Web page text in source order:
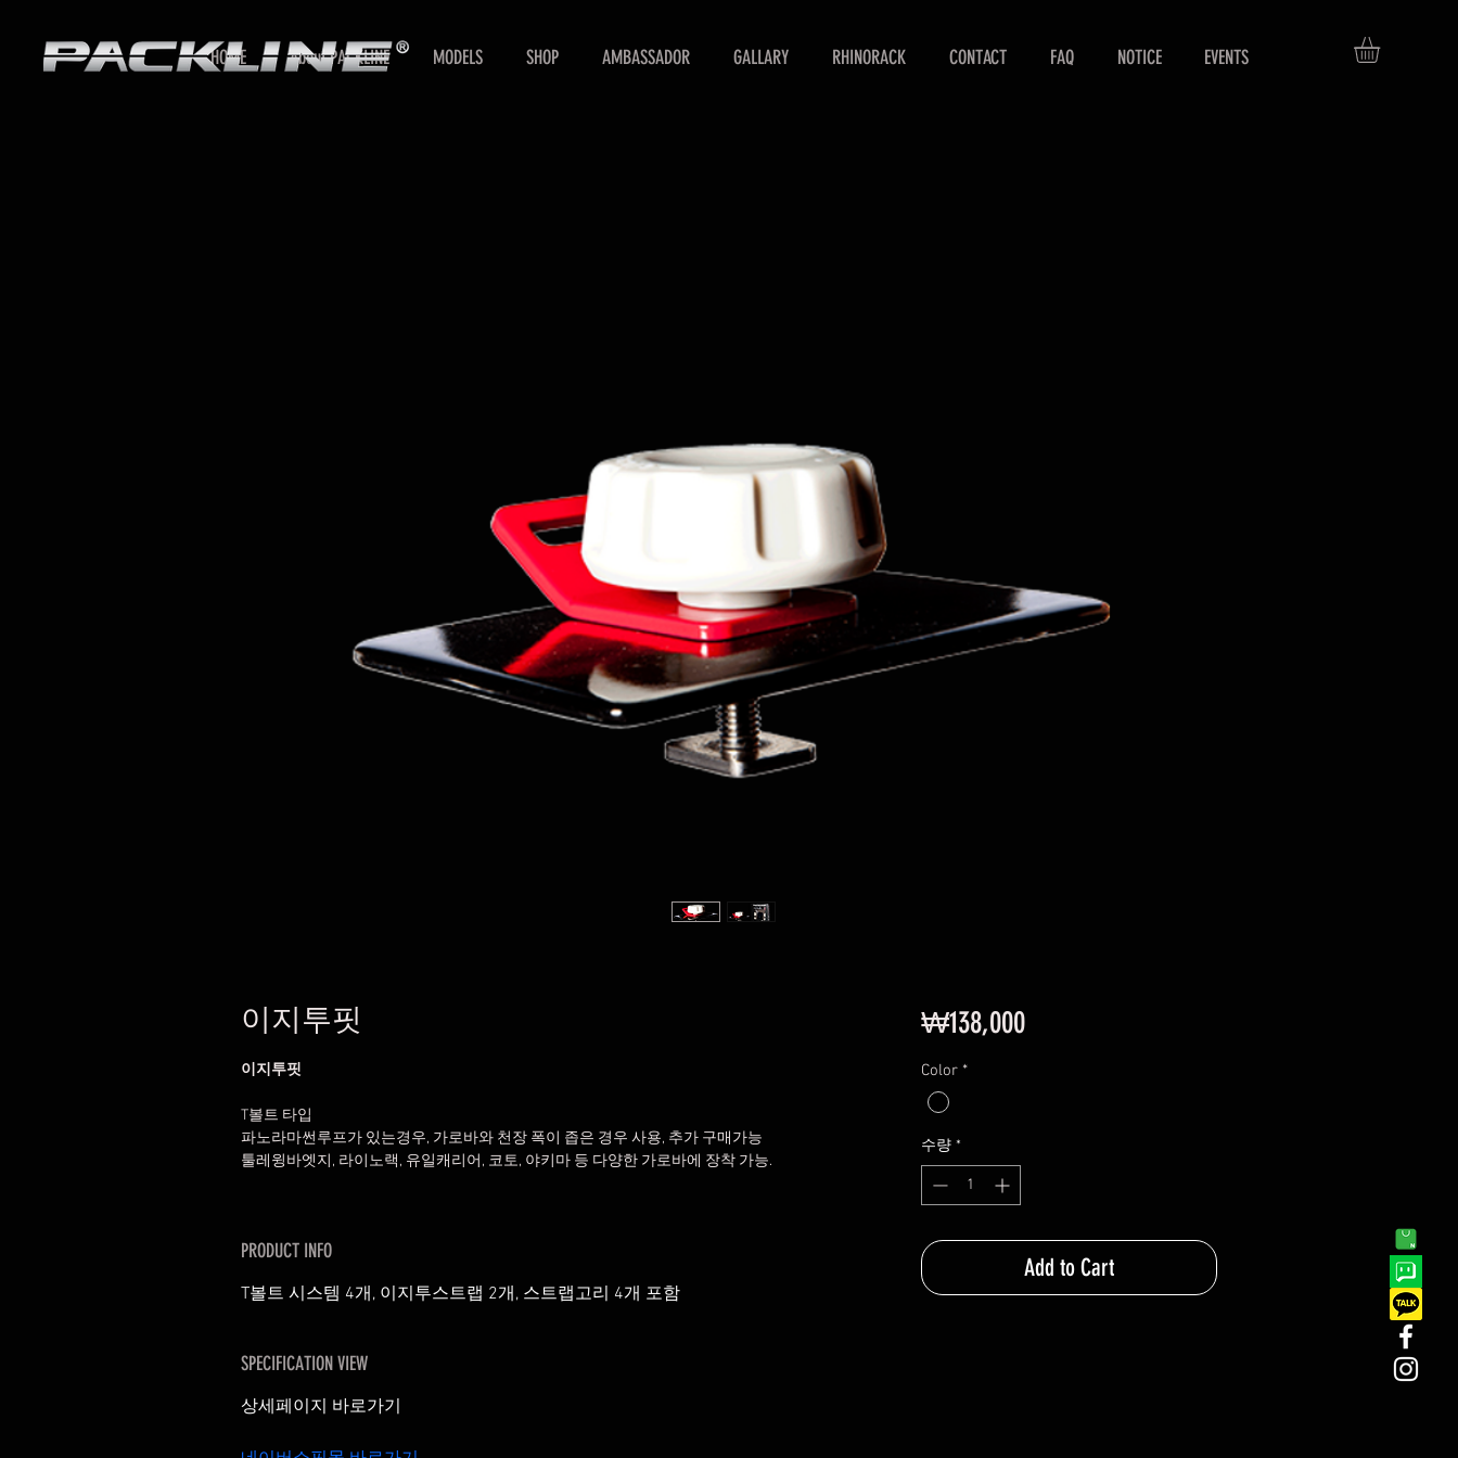
HOME About PACKLINE MODELS SHOP AMBASSADOR GALLARY RHINORACK CONTACT FAQ NOTICE EVENTS
이지투핏
이지투핏
T볼트 타입
파노라마썬루프가 있는경우, 가로바와 천장 폭이 좁은 경우 사용, 추가 구매가능
툴레윙바엣지, 라이노랙, 유일캐리어, 코토, 야키마 등 다양한 가로바에 장착 가능.
PRODUCT INFO
T볼트 시스템 4개, 이지투스트랩 2개, 스트랩고리 4개 포함
SPECIFICATION VIEW
상세페이지 바로가기
₩138,000가
Color *
수량 *
Add to Cart